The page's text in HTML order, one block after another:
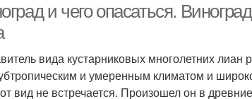
и чего опасаться.
вида кустарниковых многолетних лиан
и умеренным климатом и
вид не встречается. Произошел он в